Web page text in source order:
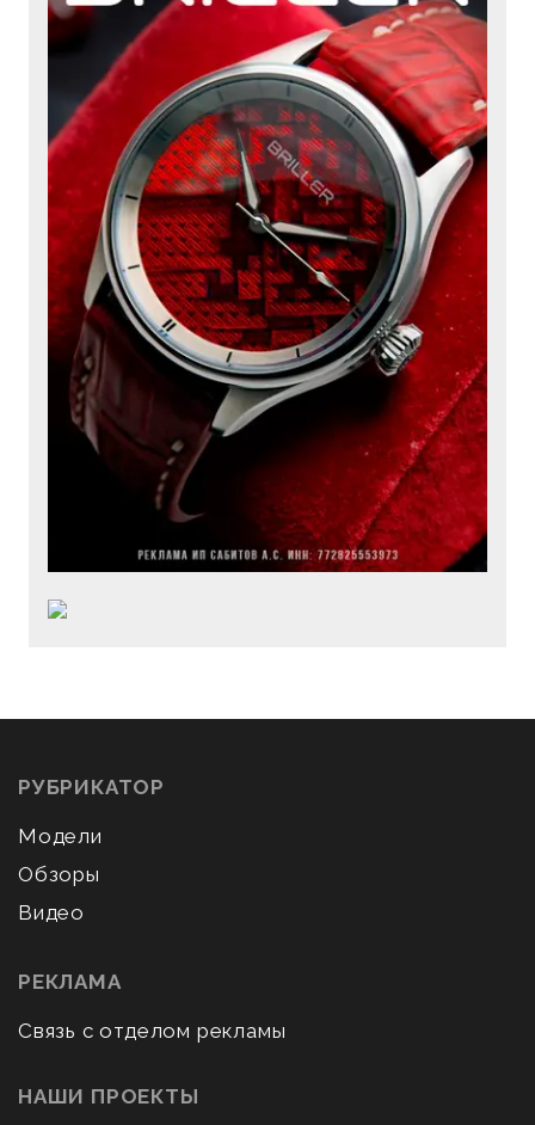
РУБРИКАТОР
Модели
Обзоры
Видео
РЕКЛАМА
Связь с отделом рекламы
НАШИ ПРОЕКТЫ